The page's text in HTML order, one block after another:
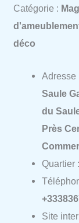
Catégorie :
déco
Adresse
Saule
du
Près
Quartier :
Site